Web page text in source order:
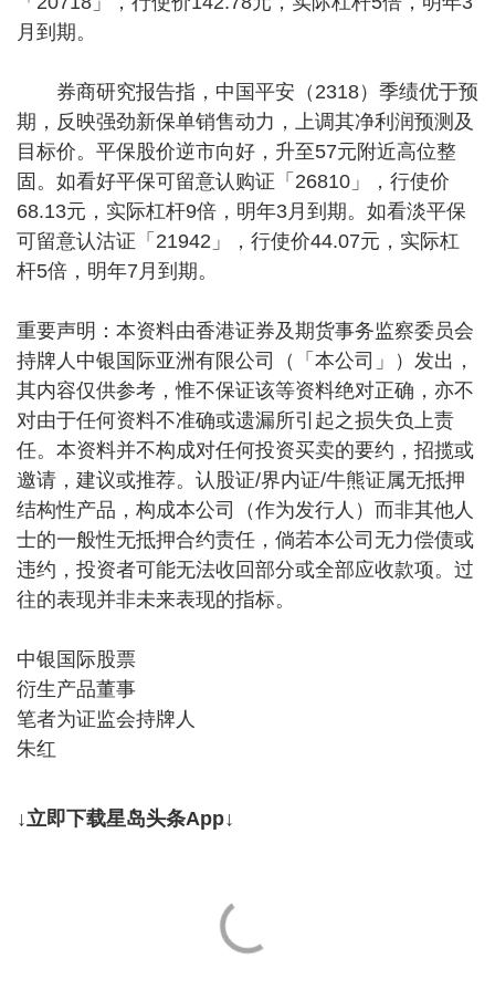
月到期。
券商研究报告指，中国平安（2318）季绩优于预
期，反映强劲新保单销售动力，上调其净利润预测及
目标价。平保股价逆市向好，升至57元附近高位整
固。如看好平保可留意认购证「26810」，行使价
68.13元，实际杠杆9倍，明年3月到期。如看淡平保
可留意认沽证「21942」，行使价44.07元，实际杠
杆5倍，明年7月到期。
重要声明：本资料由香港证券及期货事务监察委员会
持牌人中银国际亚洲有限公司（「本公司」）发出，
其内容仅供参考，惟不保证该等资料绝对正确，亦不
对由于任何资料不准确或遗漏所引起之损失负上责
任。本资料并不构成对任何投资买卖的要约，招揽或
邀请，建议或推荐。认股证/界内证/牛熊证属无抵押
结构性产品，构成本公司（作为发行人）而非其他人
士的一般性无抵押合约责任，倘若本公司无力偿债或
违约，投资者可能无法收回部分或全部应收款项。过
往的表现并非未来表现的指标。
中银国际股票
衍生产品董事
笔者为证监会持牌人
朱红
↓立即下载星岛头条App↓